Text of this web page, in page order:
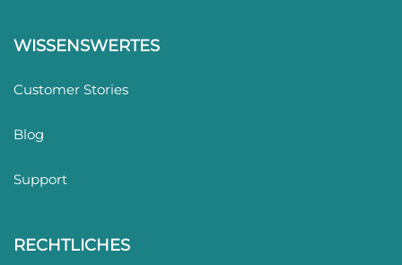
WISSENSWERTES
Customer Stories
Blog
Support
RECHTLICHES